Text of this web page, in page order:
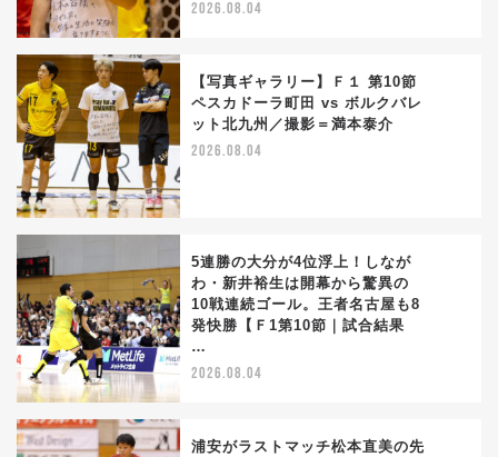
2026.08.04
【写真ギャラリー】Ｆ１ 第10節
ペスカドーラ町田 vs ボルクバレ
ット北九州／撮影＝満本泰介
2026.08.04
5連勝の大分が4位浮上！しなが
わ・新井裕生は開幕から驚異の
10戦連続ゴール。王者名古屋も8
発快勝【Ｆ1第10節｜試合結果
…
2026.08.04
浦安がラストマッチ松本直美の先